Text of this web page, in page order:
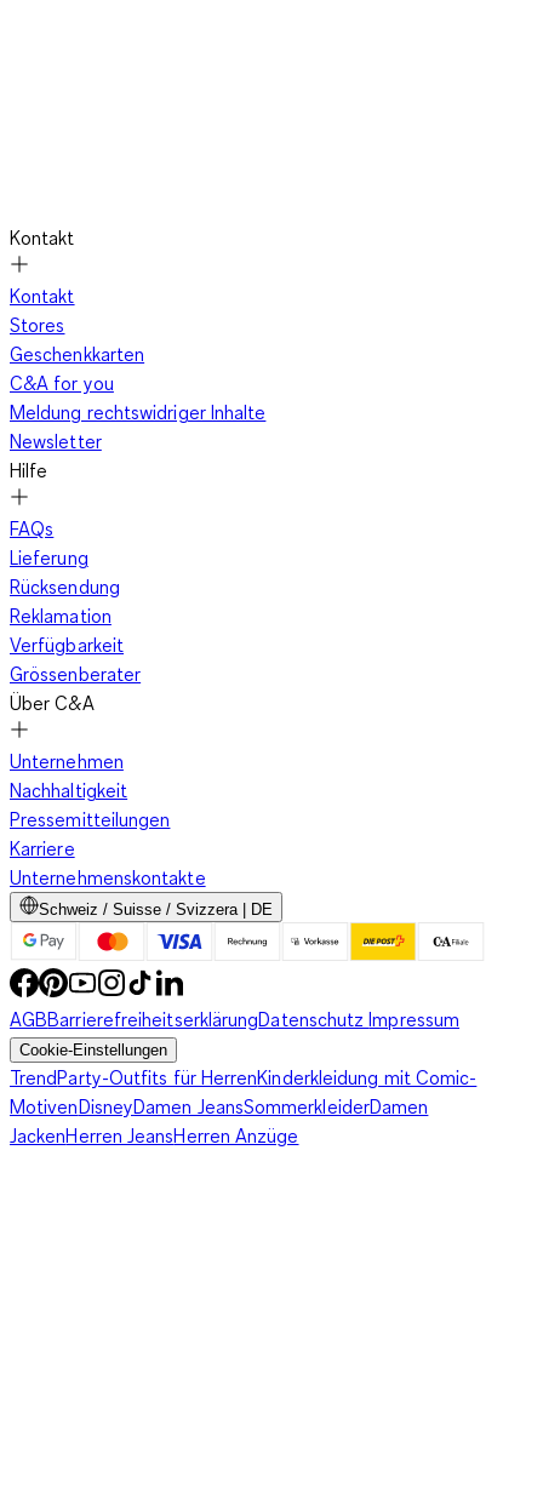
Kontakt
Kontakt
Stores
Geschenkkarten
C&A for you
Meldung rechtswidriger Inhalte
Newsletter
Hilfe
FAQs
Lieferung
Rücksendung
Reklamation
Verfügbarkeit
Grössenberater
Über C&A
Unternehmen
Nachhaltigkeit
Pressemitteilungen
Karriere
Unternehmenskontakte
Schweiz / Suisse / Svizzera | DE
AGBBarrierefreiheitserklärungDatenschutzImpressum
Cookie-Einstellungen
TrendParty-Outfits für HerrenKinderkleidung mit Comic-
MotivenDisneyDamen JeansSommerkleiderDamen
JackenHerren JeansHerren Anzüge